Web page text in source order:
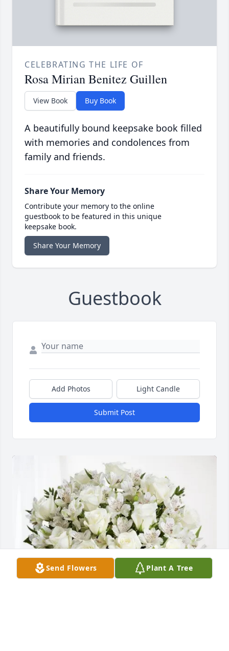
CELEBRATING THE LIFE OF
Rosa Mirian Benitez Guillen
View Book Buy Book
A beautifully bound keepsake book filled
with memories and condolences from
family and friends.
Share Your Memory
Contribute your memory to the online
guestbook to be featured in this unique
keepsake book.
Share Your Memory
Guestbook
Add Photos Light Candle
Submit Post
Send Flowers Plant A Tree